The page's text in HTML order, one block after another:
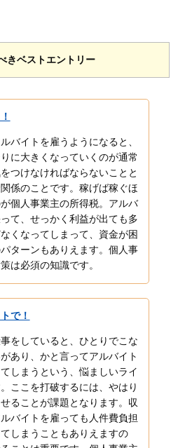
きベストエントリー
バイトを雇うようになると、
に大きくなっていくのが通常
つけなければならないことと
係のことです。稼げば稼ぐほ
個人事業主の所得税。アルバ
て、せっかく利益が出ても多
くなってしまって、資金が困
ターンもありえます。個人事
は必須の知識です。
で！
をしていると、ひとりでこな
あり、かと言ってアルバイト
しまうという、悩ましいライ
ここを打破するには、やはり
ることが課題となります。収
バイトを雇っても人件費負担
しまうこともありえますの